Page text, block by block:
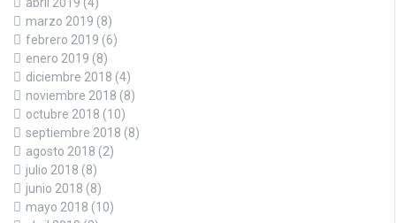
marzo 2019 (8)
febrero 2019 (6)
enero 2019 (8)
diciembre 2018 (4)
noviembre 2018 (8)
octubre 2018 (10)
septiembre 2018 (8)
agosto 2018 (2)
julio 2018 (8)
junio 2018 (8)
mayo 2018 (10)